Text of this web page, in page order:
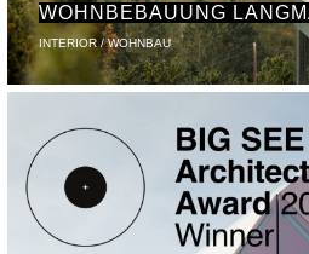
WOHNBEBAUUNG
INTERIOR / WOHNBAU